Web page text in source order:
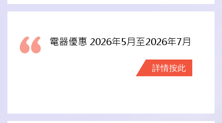
電器優惠 2026年5月至2026年7月
詳情按此